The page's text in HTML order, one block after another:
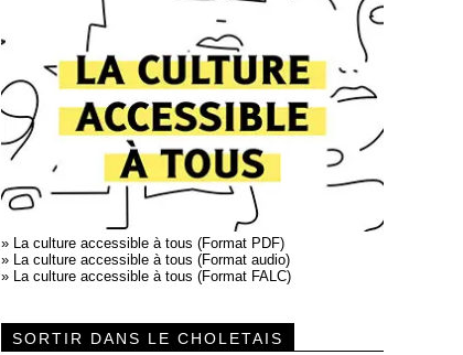
» La culture accessible à tous (Format PDF)
» La culture accessible à tous (Format audio)
» La culture accessible à tous (Format FALC)
SORTIR DANS LE CHOLETAIS